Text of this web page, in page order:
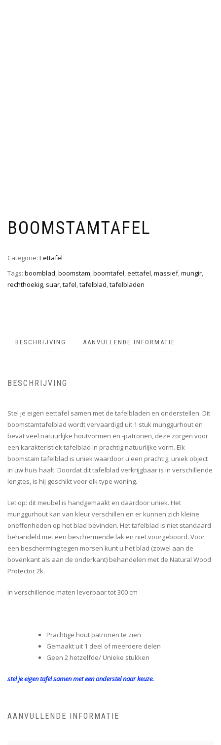
BOOMSTAMTAFEL
Categorie: Eettafel
Tags: boomblad,boomstam,boomtafel,eettafel,massief,mungir,
rechthoekig, suar,tafel,tafelblad,tafelbladen
BESCHRIJVING AANVULLENDE INFORMATIE
BESCHRIJVING
Stel je eigen eettafel samen met de tafelbladen en onderstellen. Dit
boomstamtafelblad wordt vervaardigd uit 1 stuk munggurhout en
bevat veel natuurlijke houtvormen en -patronen, deze zorgen voor
een karakteristiek tafelblad in prachtig natuurlijke vorm. Elk
boomstam tafelblad is uniek waardoor u een prachtig, uniek object
in uw huis haalt. Doordat dit tafelblad verkrijgbaar is in verschillende
lengtes, is hij geschikt voor elk type woning.
Let op: dit meubel is handgemaakt en daardoor uniek. Het
munggurhout kan van kleur verschillen en er kunnen zich kleine
oneffenheden op het blad bevinden. Het tafelblad is niet standaard
behandeld met een beschermende lak en niet voorgeboord. Voor
een bescherming tegen morsen kunt u het blad (zowel aan de
bovenkant als aan de onderkant) behandelen met de Natural Wood
Protector 2k.
in verschillende maten leverbaar tot 300 cm
Prachtige hout patronen te zien
Gemaakt uit 1 deel of meerdere delen
Geen 2 hetzelfde/ Unieke stukken
stel je eigen tafel samen met een onderstel naar keuze.
AANVULLENDE INFORMATIE